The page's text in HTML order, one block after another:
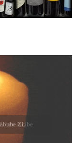
ben Jacibe